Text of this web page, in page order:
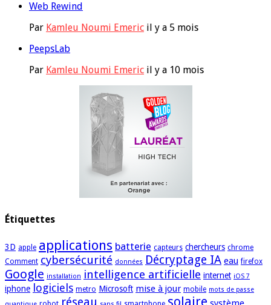
Web Rewind
Par Kamleu Noumi Emeric il y a 5 mois
PeepsLab
Par Kamleu Noumi Emeric il y a 10 mois
Étiquettes
3D apple applications batterie capteurs chercheurs chrome
Comment cybersécurité données Décryptage IA eau firefox
Google installation intelligence artificielle internet iOS 7
iphone logiciels metro Microsoft mise à jour mobile mots de passe
réseau solaire